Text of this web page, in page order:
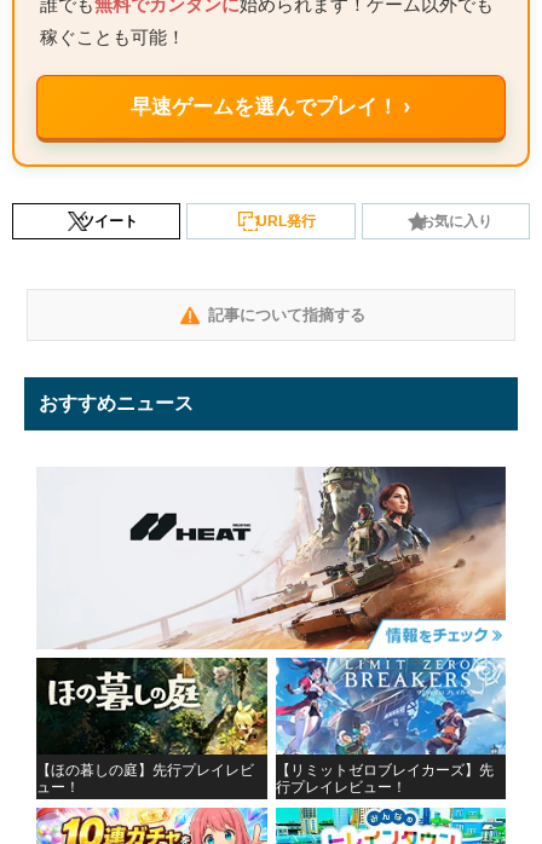
誰でも無料でカンタンに始められます！ゲーム以外でも
稼ぐことも可能！
早速ゲームを選んでプレイ！ ›
ツイート URL発行 お気に入り
記事について指摘する
おすすめニュース
【ほの暮しの庭】先行プレイレビ
ュー！
【リミットゼロブレイカーズ】先
行プレイレビュー！